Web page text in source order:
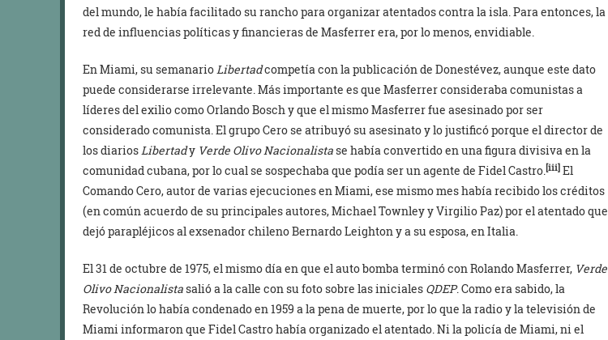
del mundo, le había facilitado su rancho para organizar atentados contra la isla. Para entonces, la
red de influencias políticas y financieras de Masferrer era, por lo menos, envidiable.
En Miami, su semanarioLibertadcompetía con la publicación de Donestévez, aunque este dato
puede considerarse irrelevante. Más importante es que Masferrer consideraba comunistas a
líderes del exilio como Orlando Bosch y que el mismo Masferrer fue asesinado por ser
considerado comunista. El grupo Cero se atribuyó su asesinato y lo justificó porque el director de
los diariosLibertady Verde Olivo Nacionalistase había convertido en una figura divisiva en la
comunidad cubana, por lo cual se sospechaba que podía ser un agente de Fidel Castro.[iii] El
Comando Cero, autor de varias ejecuciones en Miami, ese mismo mes había recibido los créditos
(en común acuerdo de su principales autores, Michael Townley y Virgilio Paz) por el atentado que
dejó parapléjicos al exsenador chileno Bernardo Leighton y a su esposa, en Italia.
El 31 de octubre de 1975, el mismo día en que el auto bomba terminó con Rolando Masferrer, Verde
Olivo Nacionalistasalió a la calle con su foto sobre las iniciales QDEP. Como era sabido, la
Revolución lo había condenado en 1959 a la pena de muerte, por lo que la radio y la televisión de
Miami informaron que Fidel Castro había organizado el atentado. Ni la policía de Miami, ni el